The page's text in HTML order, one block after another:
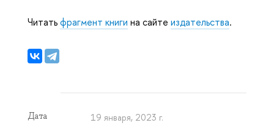
Читатьфрагмент книги на сайте издательства.
Дата 19 января, 2023 г.